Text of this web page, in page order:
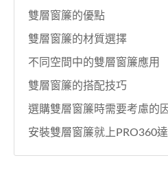
雙層窗簾的優點
雙層窗簾的材質選擇
不同空間中的雙層窗簾應用
雙層窗簾的搭配技巧
選購雙層窗簾時需要考慮的
安裝雙層窗簾就上PRO360